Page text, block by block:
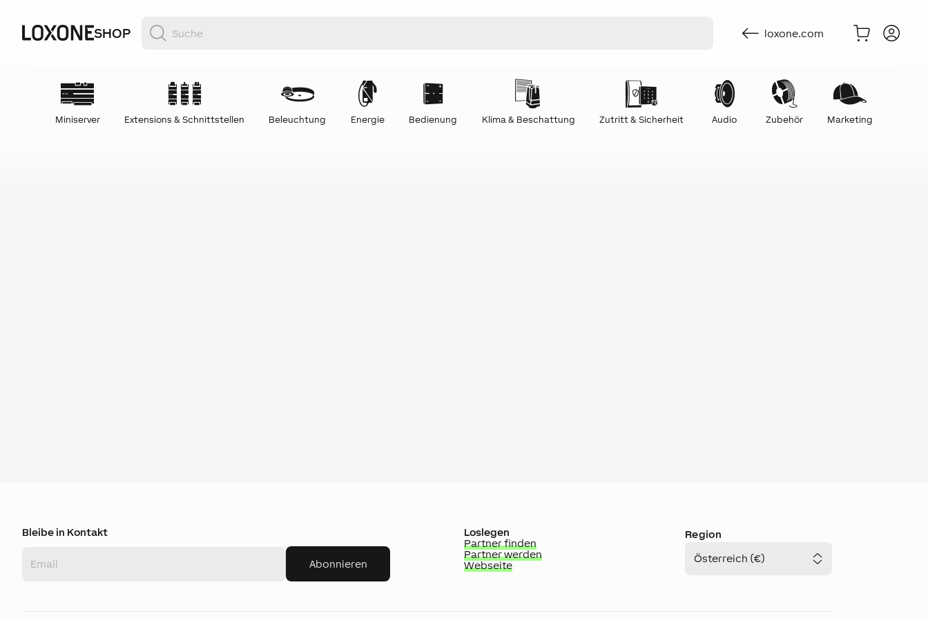
SHOP loxone.com
Miniserver Extensions & Schnittstellen Beleuchtung Energie Bedienung Klima & Beschattung Zutritt & Sicherheit Audio Zubehör Marketing
Bleibe in Kontakt
Abonnieren
Loslegen
Partner finden
Partner werden
Webseite
Region
Österreich (€)